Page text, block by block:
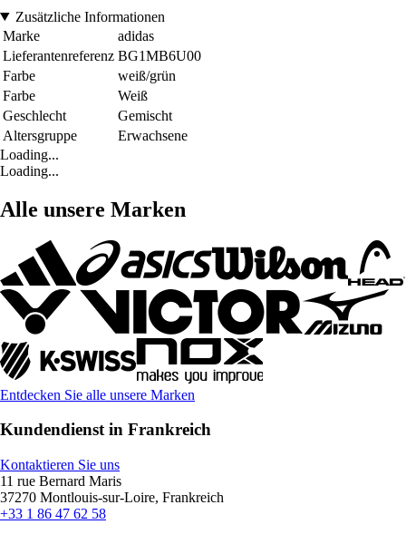
Zusätzliche Informationen
Marke
adidas
Lieferantenreferenz BG1MB6U00
Farbe
weiß/grün
Farbe
Weiß
Geschlecht
Gemischt
Altersgruppe
Erwachsene
Loading...
Loading...
Alle unsere Marken
Entdecken Sie alle unsere Marken
Kundendienst in Frankreich
Kontaktieren Sie uns
11 rue Bernard Maris
37270 Montlouis-sur-Loire, Frankreich
+33 1 86 47 62 58